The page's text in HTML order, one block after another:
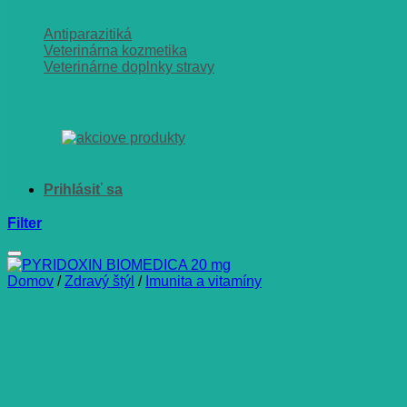
Antiparazitiká
Veterinárna kozmetika
Veterinárne doplnky stravy
Filter
Domov / Zdravý štýl / Imunita a vitamíny